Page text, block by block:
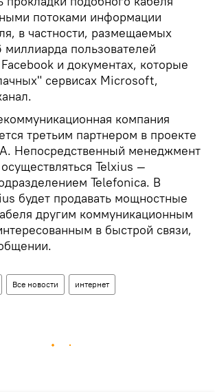
потоками информации
в частности, размещаемых
миллиарда пользователей
и документах, которые
сервисах Microsoft,
компания
третьим партнером в проекте
Непосредственный менеджмент
Telxius —
Telefonica. В
будет продавать мощностные
другим коммуникационным
в быстрой связи,
Все новости интернет